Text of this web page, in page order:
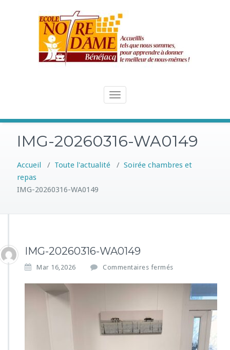
Toggle
IMG-20260316-WA0149
Accueil / Toute l'actualité / Soirée chambres et
repas
IMG-20260316-WA0149
IMG-20260316-WA0149
Mar 16,2026 Commentaires fermés